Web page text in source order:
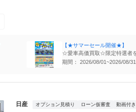
【★サマーセール開催★】
☆愛車高価買取☆限定特選者
期間： 2026/08/01~2026/08/31
日産 オプション見積り ローン仮審査 動画付き